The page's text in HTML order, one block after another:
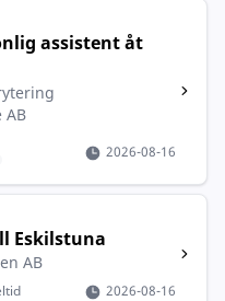
assistent åt
AB
2026-08-16
Eskilstuna
AB
2026-08-16